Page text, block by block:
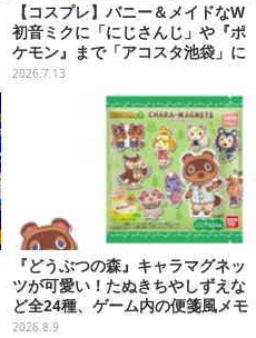
【コスプレ】バニー＆メイドなW
初音ミクに「にじさんじ」や『ポ
ケモン』まで「アコスタ池袋」に
集った美麗レイヤー13選【写真60
2026.7.13
『どうぶつの森』キャラマグネッ
ツが可愛い！たぬきちやしずえな
ど全24種、ゲーム内の便箋風メモ
カード全10種も
2026.8.9